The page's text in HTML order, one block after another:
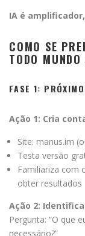
IA é
COMO SE
TODO
FASE 1:
Ação 1: Cria
Site: manus.im
Testa versão
Familiariza com
obter resultados
Ação 2:
Pergunta: “O que
necessário?”